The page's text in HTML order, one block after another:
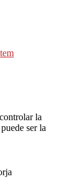
la
ser la